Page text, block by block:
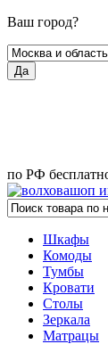
Ваш город?
Да
по РФ
Шкафы
Комоды
Тумбы
Кровати
Столы
Зеркала
Матрацы